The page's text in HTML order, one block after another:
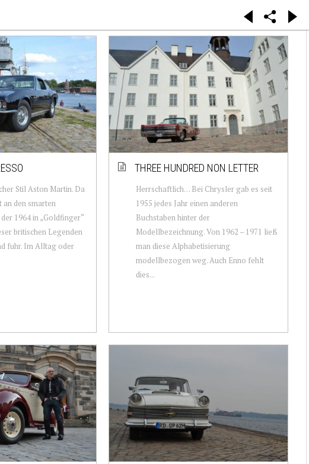
Stil Aston Martin. Da
an den smarten
1964 in „Goldfinger“
britischen Legenden
fuhr. Im Alltag oder
THREE HUNDRED NON LETTER
Herrschaftlich… Bei Chrysler gab es seit
1955 jedes Jahr einen anderen
Buchstaben hinter der
Modellbezeichnung. Von 1962 – 1971 ließ
man diese Alphabetisierung
modellbezogen weg. Auch Enno fehlt
dies...